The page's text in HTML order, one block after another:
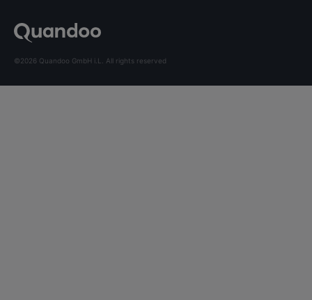
©2026 Quandoo GmbH i.L. All rights reserved